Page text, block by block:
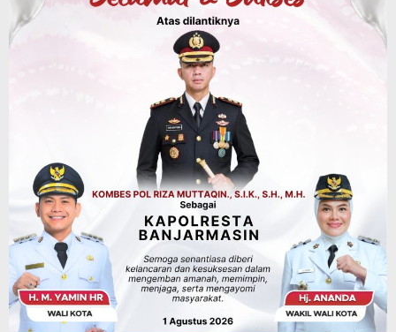
Dinas Kehutanan Kalsel
Tahura Sultan Adam Sempat Alami
Kebakaran Lahan, Api Berhasil
Dipadamkan, Kadishut Kalsel
Memimpin Langsung Aksi di Lapangan
Advertorial Pemkab Balangan
Silaturahmi ke DPRD Balangan, Kapolres
AKBP Arif Mansyur Perkuat Koordinasi
Keamanan Daerah
Agustus 6, 2026